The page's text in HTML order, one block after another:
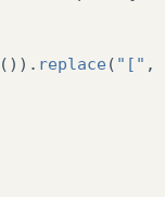
()). replace( "[" ,